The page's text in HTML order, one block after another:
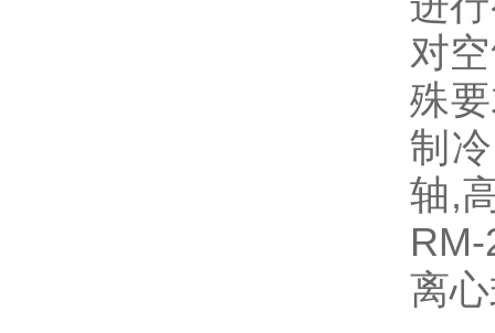
对
殊
制
轴,
离